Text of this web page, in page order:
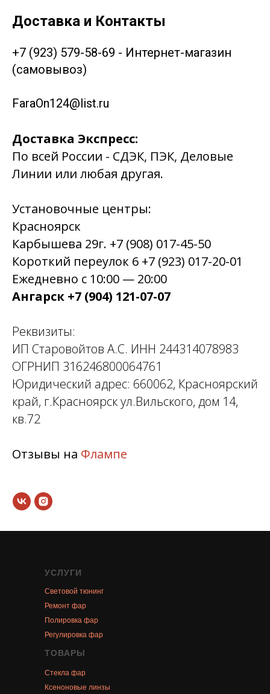
Доставка и Контакты
+7 (923) 579-58-69 - Интернет-магазин
(самовывоз)
FaraOn124@list.ru
Доставка Экспресс:
По всей России - СДЭК, ПЭК, Деловые
Линии или любая другая.
Установочные центры:
Красноярск
Карбышева 29г. +7 (908) 017-45-50
Короткий переулок 6 +7 (923) 017-20-01
Ежедневно с 10:00 — 20:00
Ангарск +7 (904) 121-07-07
Реквизиты:
ИП Старовойтов А.С. ИНН 244314078983
ОГРНИП 316246800064761
Юридический адрес: 660062, Красноярский
край, г.Красноярск ул.Вильского, дом 14,
кв.72
Отзывы на Флампе
УСЛУГИ
Световой тюнинг
Ремонт фар
Полировка фар
Регулировка фар
ТОВАРЫ
Стекла фар
Ксеноновые линзы